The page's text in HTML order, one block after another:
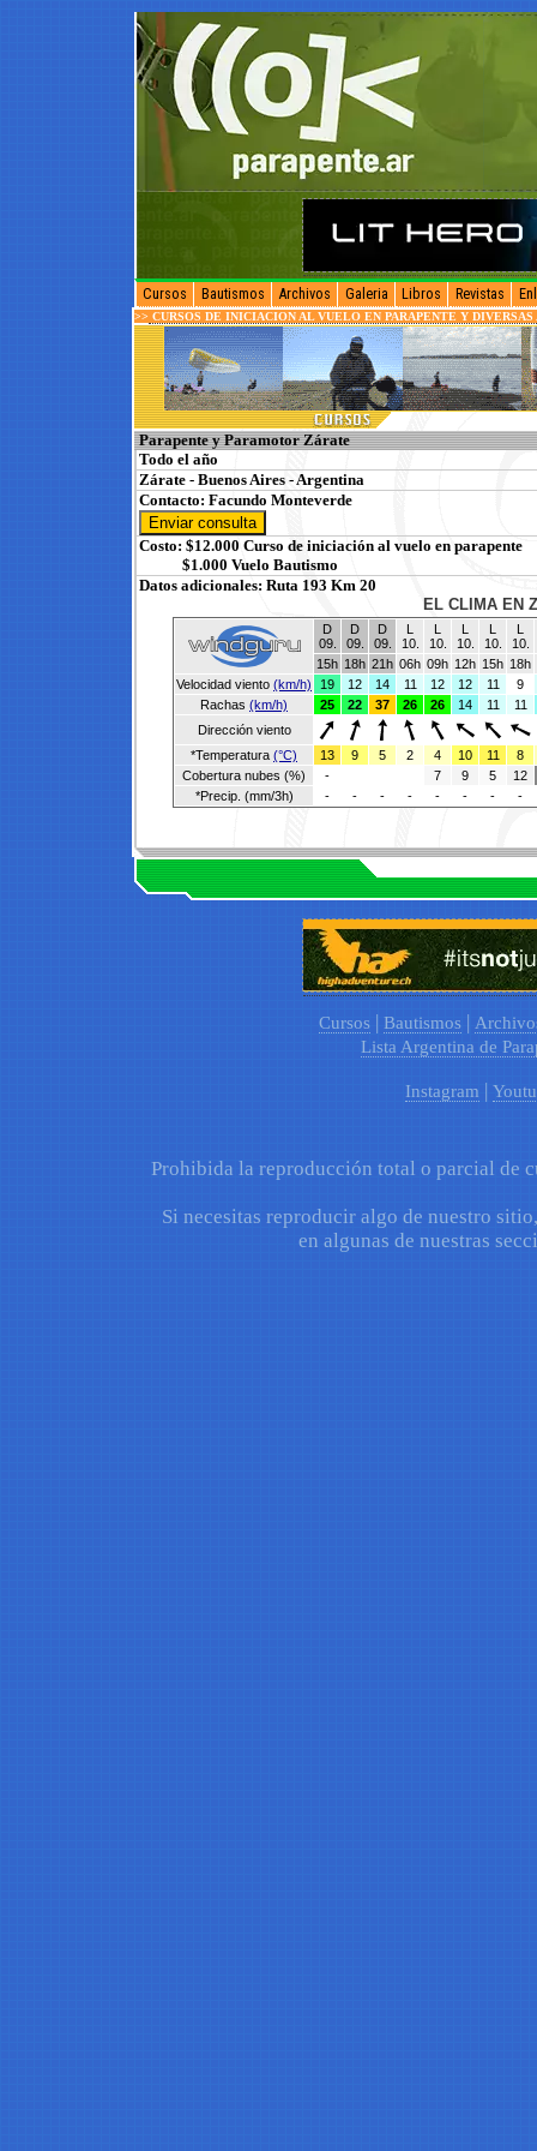
Cursos Bautismos Archivos Galeria Libros Revistas
>> CURSOS DE INICIACION AL VUELO EN PARAPENTE Y DIVERSAS
Parapente y Paramotor Zárate
Todo el año
Zárate - Buenos Aires - Argentina
Contacto: Facundo Monteverde
Enviar consulta
Costo: $12.000 Curso de iniciación al vuelo en parapente
$1.000 Vuelo Bautismo
Datos adicionales: Ruta 193 Km 20
EL CLIMA EN
D
09.
D
09.
D
09.
L
10.
L
10.
L
10.
L
10.
L
10.
15h 18h 21h 06h 09h 12h 15h 18h
Velocidad viento (km/h) 19 12 14 11 12 12 11
9
Rachas (km/h) 25 22 37 26 26 14 11
11
Dirección viento
*Temperatura (°C) 13 9 5 2 4 10 11
8
Cobertura nubes (%)
- 7 9 5
12
*Precip. (mm/3h)
- - - - - - - -
Cursos | Bautismos |
Lista Argentina de
Instagram |
Prohibida la reproducción total o parcial de
Si necesitas reproducir algo de nuestro
en algunas de nuestras